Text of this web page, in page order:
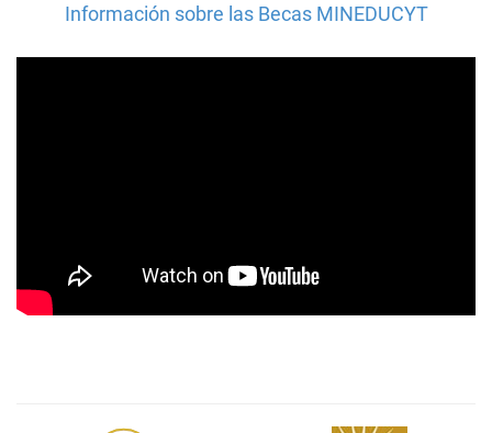
Información sobre las Becas MINEDUCYT